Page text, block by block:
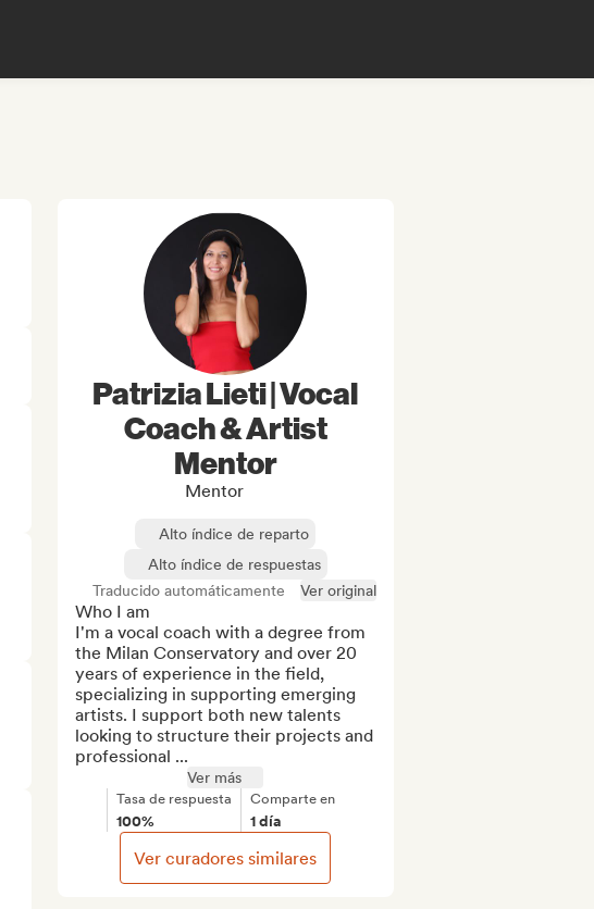
Patrizia Lieti | Vocal
Coach & Artist
Mentor
Mentor
Alto índice de reparto
Alto índice de respuestas
Traducido automáticamente
Ver original
Who I am
I'm a vocal coach with a degree from
the Milan Conservatory and over 20
years of experience in the field,
specializing in supporting emerging
artists. I support both new talents
looking to structure their projects and
professional ...
Ver más
Tasa de respuesta
100%
Comparte en
1 día
Ver curadores similares